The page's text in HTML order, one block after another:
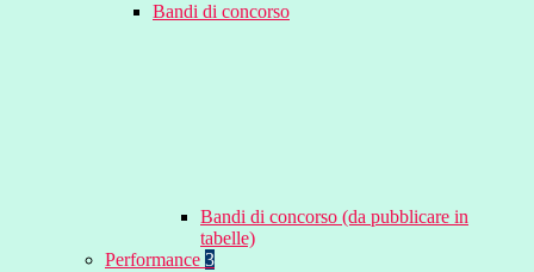
Bandi di concorso
Bandi di concorso (da pubblicare in
tabelle)
Performance 3